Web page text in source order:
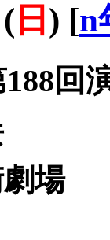
日 ) [n
回
場